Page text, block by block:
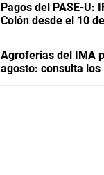
Pagos del PASE-U:
Colón desde el 10
Agroferias del IMA
agosto: consulta